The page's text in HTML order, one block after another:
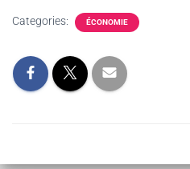
Categories: ÉCONOMIE